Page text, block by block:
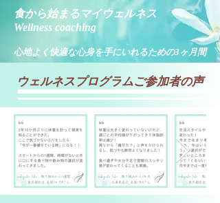
食から始まるマイウェルネス
Wellness coaching
​心地よく快適な心身を手にいれるための3ヶ月間
​ウェルネスプログラムご参加者の声